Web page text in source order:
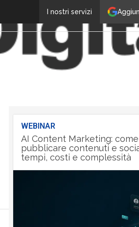
I nostri servizi
WEBINAR
AI Content Marketing:
pubblicare contenuti e
tempi, costi e complessità